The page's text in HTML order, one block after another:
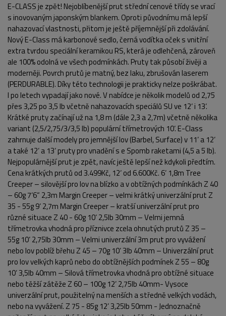
POPIS PRODUKTU FOTO (4)
E-CLASS je zpět! Nejoblíbenější prut střední cenové třídy se vrací
s inovovaným japonským blankem. Oproti původnímu má lepší
nahazovací vlastnosti, přitom je ještě příjemnější při zdolávání.
Nový E-Class má karbonové sedlo, černá vodítka oček s vnitřní
extra tvrdou speciální keramikou RS, která je odlehčená, zároveň
ale 100% odolná ve všech podmínkách. Pruty tak působí živěji a
moderněji. Povrch prutů je matný, bez laku, zbrušován laserem
(PERDURABLE). Díky této technologii je prakticky nelze poškrábat.
I po letech vypadají jako nové. V nabídce je několik modelů od 2,75
přes 3,25 po 3,5 lb včetně nahazovacích speciálů SU ve 12‘ i 13‘.
Krátké pruty začínají už na 1,8 m (dále 2,3 a 2,7m) včetně několika
variant (2,5/2,75/3/3,5 lb) populární třímetrových 10‘. E-Class
zahrnuje další modely pro jemnější lov (Barbel, Surface) v 11‘ a 12‘
a také 12‘ a 13‘ pruty pro vnadění s e Spomb raketami (4,5 a 5 lb).
Nejpopulárnější prut je zpět, navíc ještě lepší než kdykoli předtím.
Cena krátkých prutů od 3.499Kč, 12‘ od 6.600Kč. 6‘ 1,8m Tree
Creeper – silovější pro lov na blízko a v obtížných podmínkách Z 40
– 60g 7‘6“ 2,3m Margin Creeper – velmi krátký univerzální prut Z
35 - 55g 9‘ 2,7m Margin Creeper – kratší univerzální prut pro
různé situace Z 40 - 60g 10‘ 2,5lb 30mm – Velmi jemná
třímetrovka vhodná pro příznivce zcela ohnutých prutů Z 35 –
55g 10‘ 2,75lb 30mm – Velmi univerzální 3m prut pro vyvážení
nebo lov poblíž břehu Z 45 – 70g 10‘ 3lb 40mm – Univerzální prut
pro lov velkých kaprů nebo do obtížnějších podmínek Z 55 – 80g
10‘ 3,5lb 40mm – Silová třímetrovka vhodná pro obtížné situace
nebo těžší zátěže Z 60 – 100g 12’ 2,75lb 40mm- Vysoce
univerzální prut, použitelný na menších a středně velkých vodách,
nebo na vyvážení. Z 75 - 85g 12’ 3,25lb 50mm - Jednoznačně